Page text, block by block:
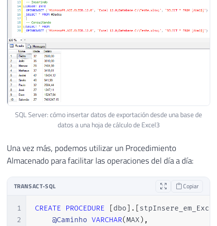
SQL Server: cómo insertar datos de exportación desde una base de
datos a una hoja de cálculo de Excel3
Una vez más, podemos utilizar un Procedimiento
Almacenado para facilitar las operaciones del día a día:
TRANSACT-SQL Copiar
1
2
CREATE PROCEDURE [dbo] . [
@Caminho VARCHAR(MAX) ,